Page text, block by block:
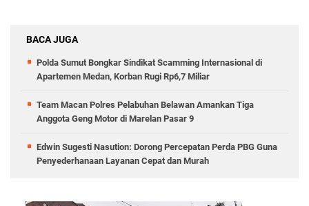
BACA JUGA
Polda Sumut Bongkar Sindikat Scamming Internasional di
Apartemen Medan, Korban Rugi Rp6,7 Miliar
Team Macan Polres Pelabuhan Belawan Amankan Tiga
Anggota Geng Motor di Marelan Pasar 9
Edwin Sugesti Nasution: Dorong Percepatan Perda PBG Guna
Penyederhanaan Layanan Cepat dan Murah